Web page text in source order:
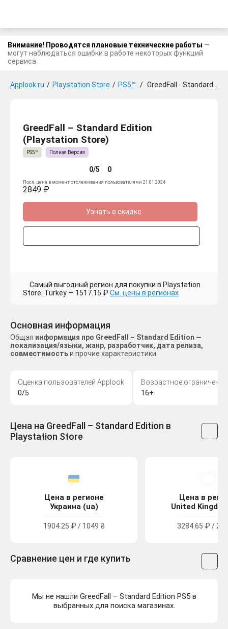
Внимание! Проводятся плановые технические работы —
могут наблюдаться ошибки в работе некоторых функций
сервиса.
Applook.ru / Playstation Store / PS5™ / GreedFall - Standard Edition
GreedFall – Standard Edition
(Playstation Store)
PS5™ Полная Версия
0/5 0
Посл. цена в момент отслеживания пользователями 21.01.2024
2849 ₽
Узнать о скидке
Самый выгодный регион для покупки в Playstation
Store: Turkey — 1517.15 ₽ См. цены в регионах
Основная информация
Общая информация про GreedFall – Standard Edition —
локализация/языки, жанр, разработчик, дата релиза,
совместимостьи прочие характеристики.
Оценка пользователей Applook
0/5
Возрастное ограничение
16+
Цена на GreedFall – Standard Edition в
Playstation Store
Цена в регионе
Украина (ua)
1904.25 ₽ / 1049 ₴
Цена в
United
3284.65 ₽ /
Сравнение цен и где купить
Мы не нашли GreedFall – Standard Edition PS5 в
выбранных для поиска магазинах.